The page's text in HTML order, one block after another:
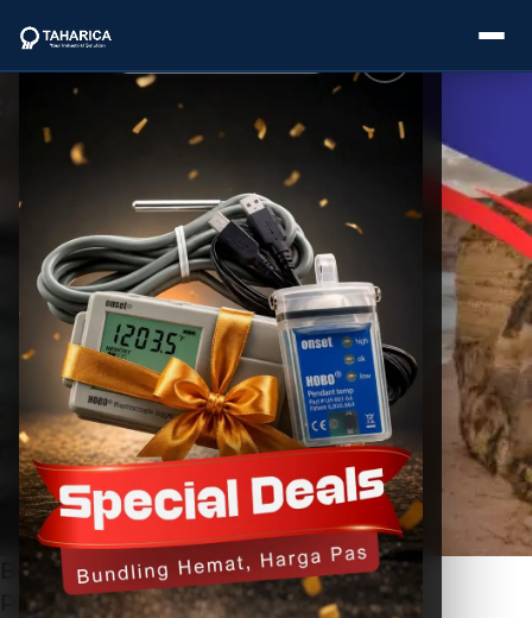
Categories
Brands
Service
Industries
Blogs
Bahaya Pemanasan Laut: Dampak dan
Pencegahan Efektif